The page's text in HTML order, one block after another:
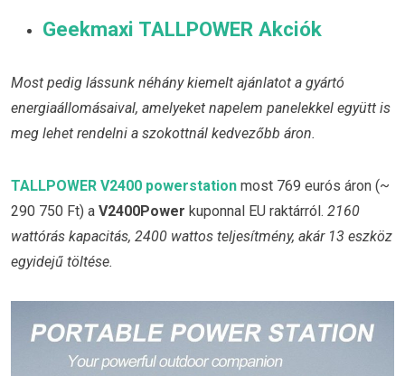
Geekmaxi TALLPOWER Akciók
Most pedig lássunk néhány kiemelt ajánlatot a gyártó
energiaállomásaival, amelyeket napelem panelekkel együtt is
meg lehet rendelni a szokottnál kedvezőbb áron.
TALLPOWER V2400 powerstation most 769 eurós áron (~
290 750 Ft) a V2400Power kuponnal EU raktárról. 2160
wattórás kapacitás, 2400 wattos teljesítmény, akár 13 eszköz
egyidejű töltése.